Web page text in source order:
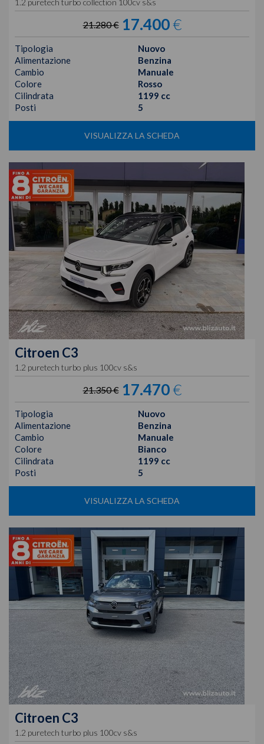
1.2 puretech turbo collection 100cv s&s
21.280 € 17.400€
Tipologia
Nuovo
Alimentazione
Benzina
Cambio
Manuale
Colore
Rosso
Cilindrata
1199 cc
Posti
5
VISUALIZZA LA SCHEDA
Citroen C3
1.2 puretech turbo plus 100cv s&s
21.350 € 17.470€
Tipologia
Nuovo
Alimentazione
Benzina
Cambio
Manuale
Colore
Bianco
Cilindrata
1199 cc
Posti
5
VISUALIZZA LA SCHEDA
Citroen C3
1.2 puretech turbo plus 100cv s&s